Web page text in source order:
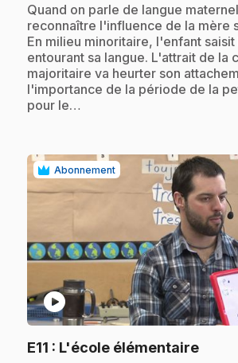
.Quand on parle de langue
reconnaître l'influence de la mère
En milieu minoritaire, l'enfant
entourant sa langue. L'attrait de la
majoritaire va heurter son
l'importance de la période de la
pour le…
Abonnement
play_circle
E11 : L'école élémentaire.